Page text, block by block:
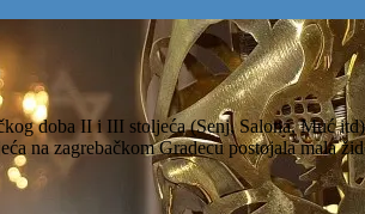
doba II i III stoljeća (Senj, Salona, Muć
na zagrebačkom Gradecu postojala mala